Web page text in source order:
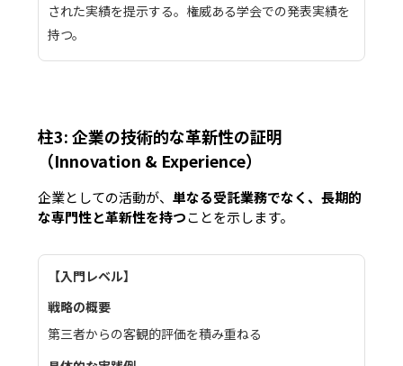
された実績を提示する。権威ある学会での発表実績を
持つ。
柱3: 企業の技術的な革新性の証明
（Innovation & Experience）
企業としての活動が、 単なる受託業務でなく、長期的
な専門性と革新性を持つことを示します。
入門レベル
第三者からの客観的評価を積み重ねる